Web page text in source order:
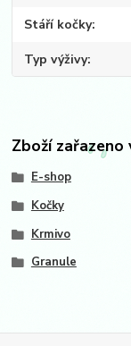
Stáří kočky
Typ výživy
Zboží
E-shop
Kočky
Krmivo
Granule